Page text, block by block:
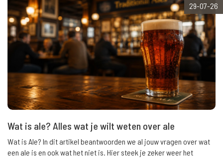
29-07-26
Wat is ale? Alles wat je wilt weten over ale
Wat is Ale? In dit artikel beantwoorden we al jouw vragen over wat
een ale is en ook wat het niet is. Hier steek je zeker weer het